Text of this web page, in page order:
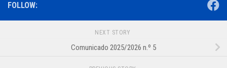
FOLLOW:
NEXT STORY
Comunicado 2025/2026 n.º 5